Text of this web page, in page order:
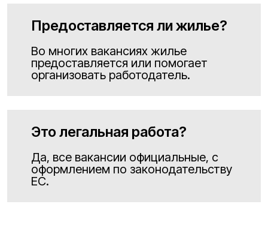
Предоставляется ли жилье?
Во многих вакансиях жилье
предоставляется или помогает
организовать работодатель.
Это легальная работа?
Да, все вакансии официальные, с
оформлением по законодательству
ЕС.